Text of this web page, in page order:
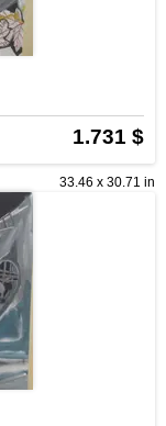
1.731 $
33.46 x 30.71 in